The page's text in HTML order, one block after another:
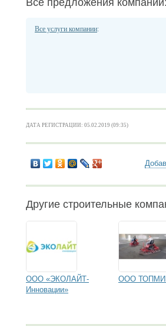
Все предложения компании:
Все услуги компании:
ДАТА РЕГИСТРАЦИИ: 05.02.2019 (09:35)
Другие строительные
ООО «ЭКОЛАЙТ-
Инновации»
ООО